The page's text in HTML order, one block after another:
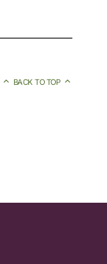
BACK TO TOP